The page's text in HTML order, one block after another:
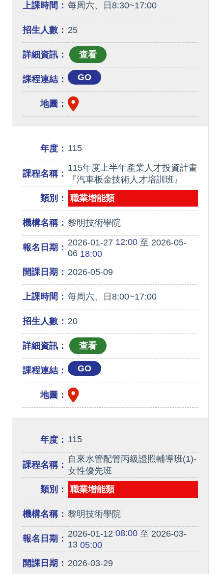
上課時間： 每周六、日8:30~17:00
招生人數： 25
詳細資訊：
課程連結： GO
地圖：
年度： 115
課程名稱：
115年度上半年產業人才投資計畫
『汽車板金技術人才培訓班』
類別：
職業增能類
機構名稱： 黎明技術學院
報名日期： 2026-01-27 12:00至 2026-05-
0618:00
開課日期： 2026-05-09
上課時間： 每周六、日8:00~17:00
招生人數： 20
詳細資訊：
課程連結： GO
地圖：
年度： 115
課程名稱：
自來水管配管丙級證照輔導班(1)-
女性優先班
類別：
職業增能類
機構名稱： 黎明技術學院
報名日期： 2026-01-12 08:00至 2026-03-
1305:00
開課日期： 2026-03-29